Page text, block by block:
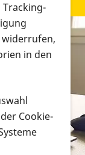
in den
Cookie-